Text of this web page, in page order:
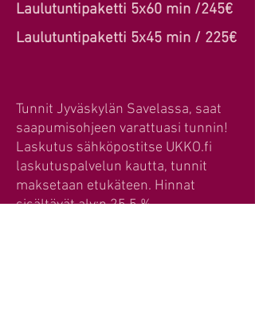
Laulutuntipaketti 5x60 min /245€
Laulutuntipaketti 5x45 min / 225€
Tunnit Jyväskylän Savelassa, saat
saapumisohjeen varattuasi tunnin!
Laskutus sähköpostitse UKKO.fi
laskutuspalvelun kautta, tunnit
maksetaan etukäteen. Hinnat
sisältävät alv:n 25,5 %.